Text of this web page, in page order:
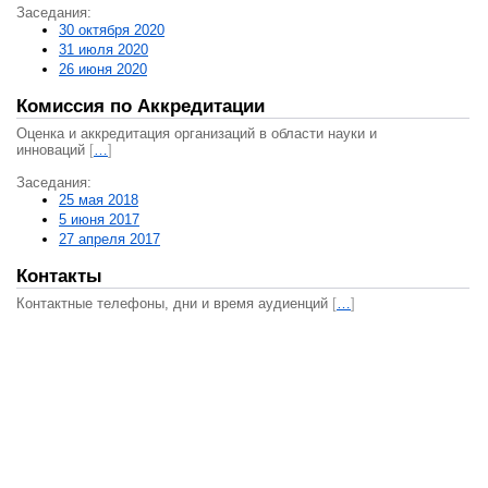
Заседания:
30 октября 2020
31 июля 2020
26 июня 2020
Комиссия по Аккредитации
Оценка и аккредитация организаций в области науки и
инноваций […]
Заседания:
25 мая 2018
5 июня 2017
27 апреля 2017
Контакты
Контактные телефоны, дни и время аудиенций […]